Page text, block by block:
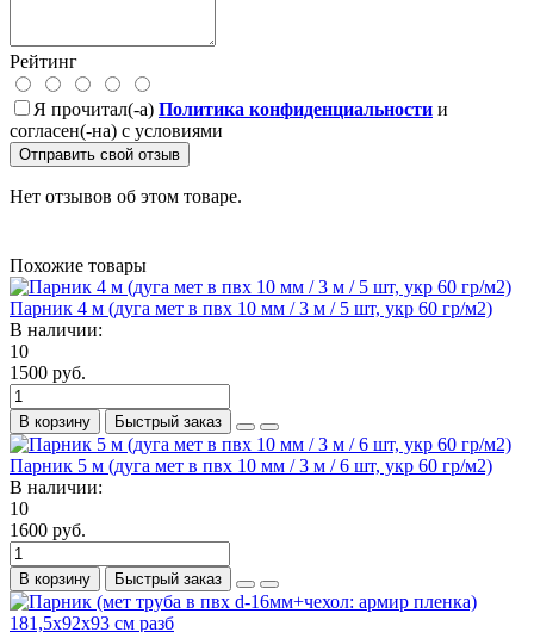
Рейтинг
Я прочитал(-а) Политика конфиденциальности и
согласен(-на) с условиями
Отправить свой отзыв
Нет отзывов об этом товаре.
Похожие товары
Парник 4 м (дуга мет в пвх 10 мм / 3 м / 5 шт, укр 60 гр/м2)
В наличии:
10
1500 руб.
В корзину Быстрый заказ
Парник 5 м (дуга мет в пвх 10 мм / 3 м / 6 шт, укр 60 гр/м2)
В наличии:
10
1600 руб.
В корзину Быстрый заказ